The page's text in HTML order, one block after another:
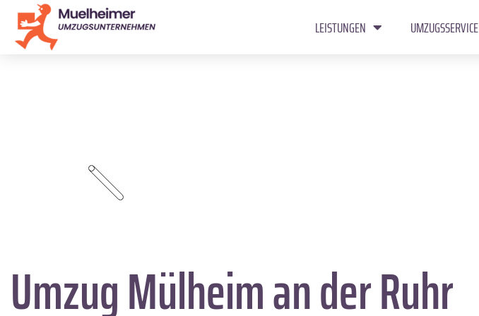
LEISTUNGEN UMZUGSSERVICE
Umzug Mülheim an der Ruhr